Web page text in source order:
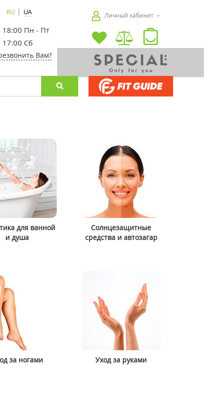
RU | UA
18:00 Пн - Пт
17:00 Сб
Вам?
Личный кабинет
-25%
3357 грн
-40%
2988 грн
для ванной
и душа
Солнцезащитные
средства и автозагар
за ногами Уход за руками